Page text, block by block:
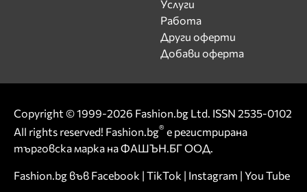
Услуги
Работа
Други оферти
Добави оферта
Copyright © 1999-2026 Fashion.bg Ltd. ISSN 2535-0102
All rights reserved! Fashion.bg® е регистрирана
търговска марка на ФАШЪН.БГ ООД.
Fashion.bg във Facebook | TikTok | Instagram | You Tube